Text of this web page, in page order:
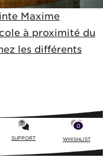
Maxime
à proximité du
les différents
SUPPORT
0
WHISHLIST